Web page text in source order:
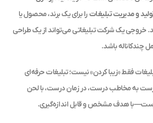
و مدیریت تبلیغات را برای یک برند، محصول یا
یک شرکت تبلیغاتی می‌تواند از یک طراحی
چندکاناله باشد.
فقط «زیبا کردن» نیست؛ تبلیغات حرفه‌ای
به مخاطب درست، در زمان درست، با لحن
هدف مشخص و قابل اندازه‌گیری.